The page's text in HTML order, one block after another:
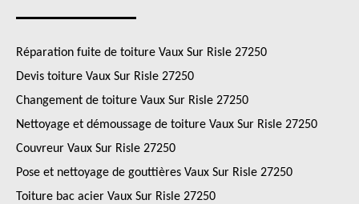
Réparation fuite de toiture Vaux Sur Risle 27250
Devis toiture Vaux Sur Risle 27250
Changement de toiture Vaux Sur Risle 27250
Nettoyage et démoussage de toiture Vaux Sur Risle 27250
Couvreur Vaux Sur Risle 27250
Pose et nettoyage de gouttières Vaux Sur Risle 27250
Toiture bac acier Vaux Sur Risle 27250